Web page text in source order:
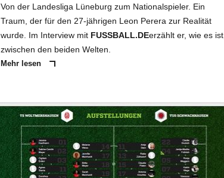
Von der Landesliga Lüneburg zum Nationalspieler. Ein
Traum, der für den 27-jährigen Leon Perera zur Realität
wurde. Im Interview mit FUSSBALL.DEerzählt er, wie es ist,
zwischen den beiden Welten.
Mehr lesen